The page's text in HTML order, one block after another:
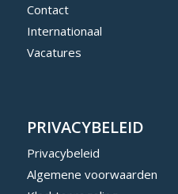
Contact
Internationaal
Vacatures
PRIVACYBELEID
Privacybeleid
Algemene voorwaarden